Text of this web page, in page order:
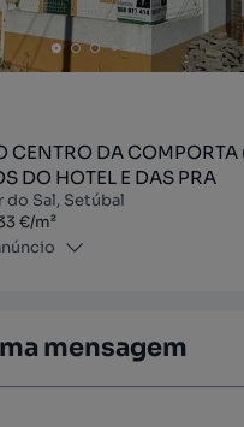
CENTRO DA COMPORTA
DO HOTEL E DAS PRA
Sal, Setúbal
€/m²
mensagem